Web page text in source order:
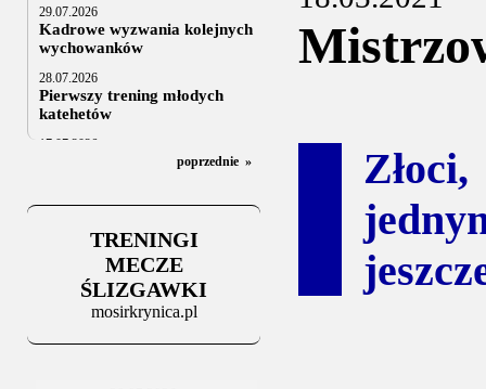
29.07.2026
Kadrowe wyzwania kolejnych
wychowanków
28.07.2026
Pierwszy trening młodych
katehetów
17.07.2026
U20: z kraju i z zagranicy
Za trzy tygodnie na lód
06.07.2025
Stowarzyszenie po Walnym
poprzednie »
TRENINGI
MECZE
ŚLIZGAWKI
mosirkrynica.pl